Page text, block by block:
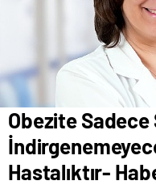
Obezite Sadece
Hastalıktır-